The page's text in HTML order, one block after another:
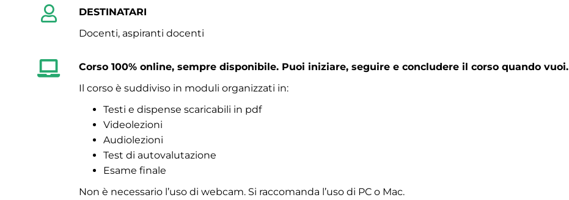
DESTINATARI
Docenti, aspiranti docenti
Corso 100% online, sempre disponibile. Puoi iniziare, seguire e concludere il corso quando vuoi.
Il corso è suddiviso in moduli organizzati in:
Testi e dispense scaricabili in pdf
Videolezioni
Audiolezioni
Test di autovalutazione
Esame finale
Non è necessario l’uso di webcam. Si raccomanda l’uso di PC o Mac.